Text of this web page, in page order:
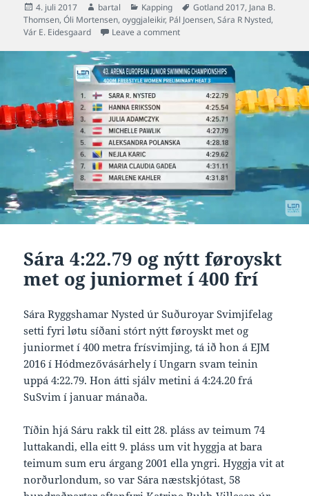
Posted
on
4. juli 2017 Author
bartal Categories
Kapping Tags
Gotland 2017, Jana B.
Thomsen,Óli Mortensen,oyggjaleikir, Pál Joensen,Sára R Nysted,
Vár E. Eidesgaard
Leave a commenton Listin yvir søguligum
Sára 4:22.79 og nýtt føroyskt
met og juniormet í 400 frí
Sára Ryggshamar Nysted úr Suðuroyar Svimjifelag
setti fyri løtu síðani stórt nýtt føroyskt met og
juniormet í 400 metra frísvimjing, tá ið hon á EJM
2016 í Hódmezővásárhely í Ungarn svam teinin
uppá 4:22.79. Hon átti sjálv metini á 4:24.20 frá
SuSvim í januar mánaða.
Tíðin hjá Sáru rakk til eitt 28. pláss av teimum 74
luttakandi, ella eitt 9. pláss um vit hyggja at bara
teimum sum eru árgang 2001 ella yngri. Hyggja vit at
norðurlondum, so var Sára næstskjótast, 58